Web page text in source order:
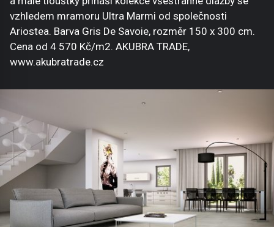
vzhledem mramoru Ultra Marmi od společnosti
Ariostea. Barva Gris De Savoie, rozměr 150 x 300 cm.
Cena od 4 570 Kč/m2. AKUBRA TRADE,
www.akubratrade.cz